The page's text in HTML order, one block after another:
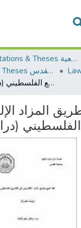
Communities &
All of DSpace
Dissertations & Theses الرسائل الجامعية
AQU Master Theses الرسائل الجامعية الخاصة بجامعة القدس
عقد البيع بطريق المزاد الإلكتروني في التشريع الفلسطيني (دراسة مقارنة)
المزاد